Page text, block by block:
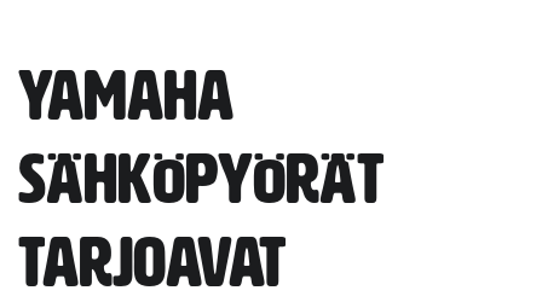
Yamaha
sähköpyörät
tarjoavat